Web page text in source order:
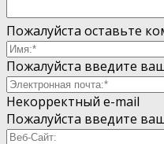
Пожалуйста оставьте
Пожалуйста введите
Некорректный e-mail
Пожалуйста введите